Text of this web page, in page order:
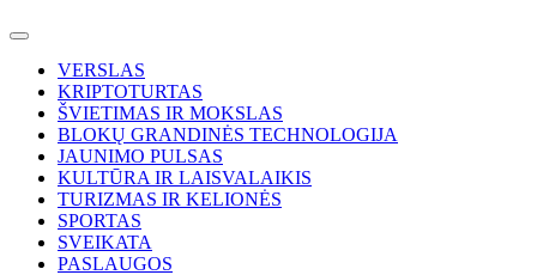
VERSLAS
KRIPTOTURTAS
ŠVIETIMAS IR MOKSLAS
BLOKŲ GRANDINĖS TECHNOLOGIJA
JAUNIMO PULSAS
KULTŪRA IR LAISVALAIKIS
TURIZMAS IR KELIONĖS
SPORTAS
SVEIKATA
PASLAUGOS